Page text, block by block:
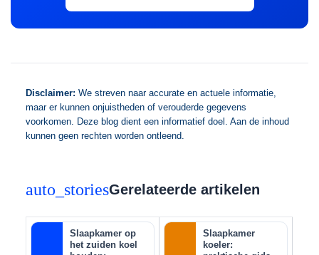
Disclaimer: We streven naar accurate en actuele informatie,
maar er kunnen onjuistheden of verouderde gegevens
voorkomen. Deze blog dient een informatief doel. Aan de inhoud
kunnen geen rechten worden ontleend.
auto_storiesGerelateerde artikelen
Slaapkamer op
het zuiden koel
Slaapkamer
koeler: